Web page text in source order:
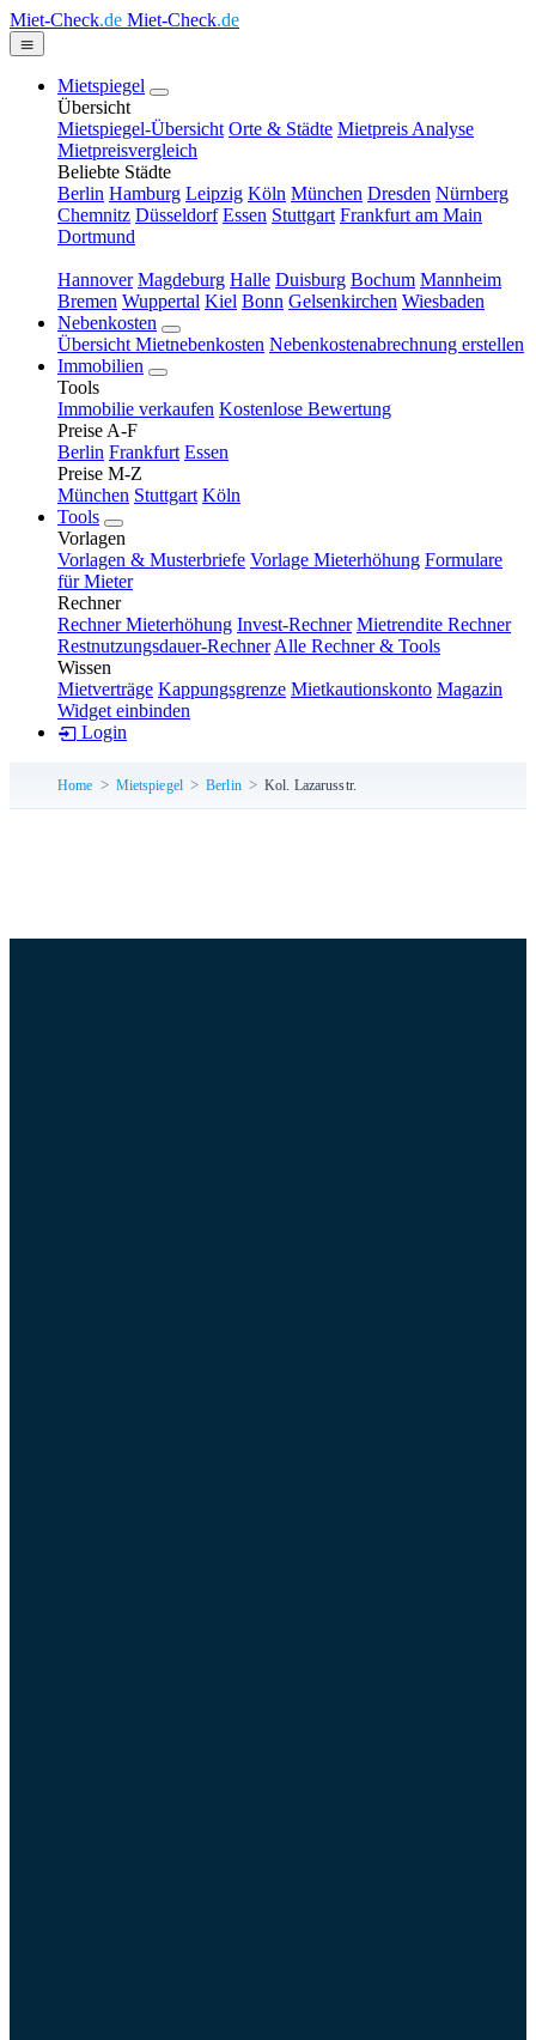
Miet-Check.de Miet-Check.de
Mietspiegel
Übersicht
Mietspiegel-Übersicht Orte & Städte Mietpreis Analyse
Mietpreisvergleich
Beliebte Städte
Berlin Hamburg Leipzig Köln München Dresden Nürnberg
Chemnitz Düsseldorf Essen Stuttgart Frankfurt am Main
Dortmund
Hannover Magdeburg Halle Duisburg Bochum Mannheim
Bremen Wuppertal Kiel Bonn Gelsenkirchen Wiesbaden
Nebenkosten
Übersicht Mietnebenkosten Nebenkostenabrechnung erstellen
Immobilien
Tools
Immobilie verkaufen Kostenlose Bewertung
Preise A-F
Berlin Frankfurt Essen
Preise M-Z
München Stuttgart Köln
Tools
Vorlagen
Vorlagen & Musterbriefe Vorlage Mieterhöhung Formulare
für Mieter
Rechner
Rechner Mieterhöhung Invest-Rechner Mietrendite Rechner
Restnutzungsdauer-Rechner Alle Rechner & Tools
Wissen
Mietverträge Kappungsgrenze Mietkautionskonto Magazin
Widget einbinden
Login
Home Mietspiegel Berlin Kol. Lazarusstr.